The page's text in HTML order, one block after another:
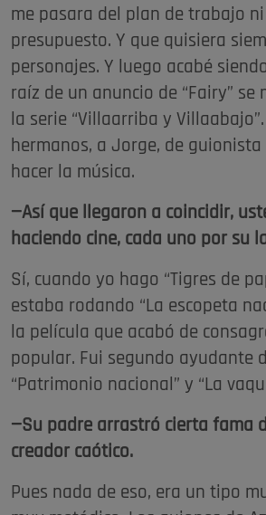
me pasara del plan de trabajo ni
presupuesto. Y que quisiera
personajes. Y luego acabé
raíz de un anuncio de “Fairy” se
la serie “Villaarriba y
hermanos, a Jorge, de guionista
hacer la música.
—Así que llegaron a coincidir,
haciendo cine, cada uno por su
Sí, cuando yo hago “Tigres de
estaba rodando “La escopeta
la película que acabó de
popular. Fui segundo ayudante
“Patrimonio nacional” y “La
—Su padre arrastró cierta fama
creador caótico.
Pues nada de eso, era un tipo